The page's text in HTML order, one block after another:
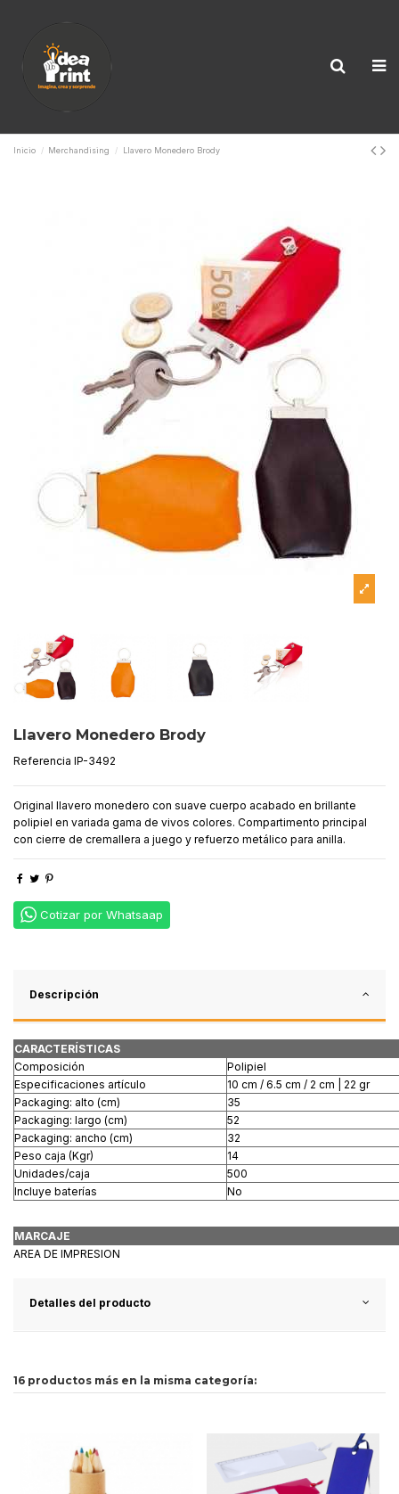
Inicio Merchandising Llavero Monedero Brody
Llavero Monedero Brody
Referencia IP-3492
Original llavero monedero con suave cuerpo acabado en brillante
polipiel en variada gama de vivos colores. Compartimento principal
con cierre de cremallera a juego y refuerzo metálico para anilla.
Cotizar por Whatsaap
Descripción
CARACTERÍSTICAS
Composición
Polipiel
Especificaciones artículo
10 cm / 6.5 cm / 2 cm | 22 gr
Packaging: alto (cm)
35
Packaging: largo (cm)
52
Packaging: ancho (cm)
32
Peso caja (Kgr)
14
Unidades/caja
500
Incluye baterías
No
MARCAJE
AREA DE IMPRESION
Detalles del producto
16 productos más en la misma categoría: